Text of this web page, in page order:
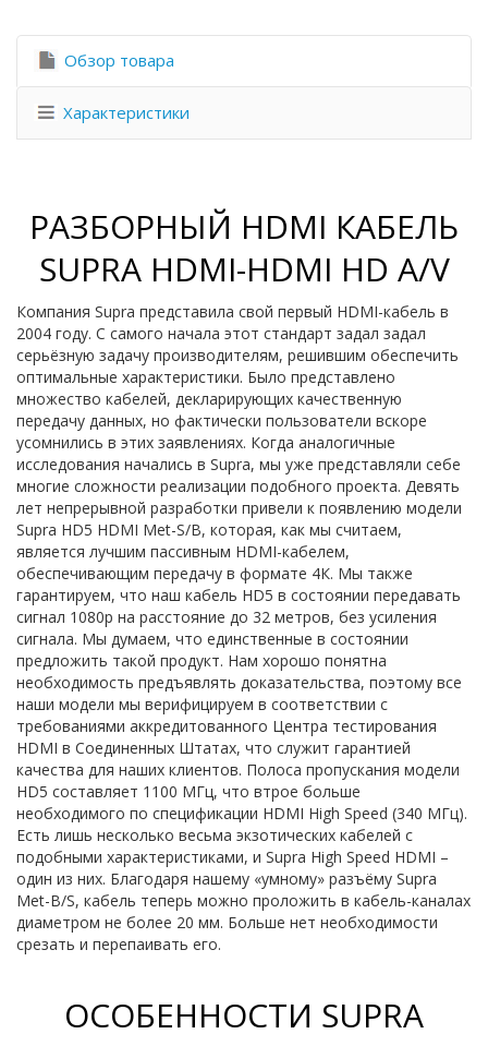
Обзор товара
Характеристики
РАЗБОРНЫЙ HDMI КАБЕЛЬ
SUPRA HDMI-HDMI HD A/V
Компания Supra представила свой первый HDMI-кабель в
2004 году. С самого начала этот стандарт задал задал
серьёзную задачу производителям, решившим обеспечить
оптимальные характеристики. Было представлено
множество кабелей, декларирующих качественную
передачу данных, но фактически пользователи вскоре
усомнились в этих заявлениях. Когда аналогичные
исследования начались в Supra, мы уже представляли себе
многие сложности реализации подобного проекта. Девять
лет непрерывной разработки привели к появлению модели
Supra HD5 HDMI Met-S/B, которая, как мы считаем,
является лучшим пассивным HDMI-кабелем,
обеспечивающим передачу в формате 4К. Мы также
гарантируем, что наш кабель HD5 в состоянии передавать
сигнал 1080p на расстояние до 32 метров, без усиления
сигнала. Мы думаем, что единственные в состоянии
предложить такой продукт. Нам хорошо понятна
необходимость предъявлять доказательства, поэтому все
наши модели мы верифицируем в соответствии с
требованиями аккредитованного Центра тестирования
HDMI в Соединенных Штатах, что служит гарантией
качества для наших клиентов. Полоса пропускания модели
HD5 составляет 1100 МГц, что втрое больше
необходимого по спецификации HDMI High Speed (340 МГц).
Есть лишь несколько весьма экзотических кабелей с
подобными характеристиками, и Supra High Speed HDMI –
один из них. Благодаря нашему «умному» разъёму Supra
Met-B/S, кабель теперь можно проложить в кабель-каналах
диаметром не более 20 мм. Больше нет необходимости
срезать и перепаивать его.
ОСОБЕННОСТИ SUPRA